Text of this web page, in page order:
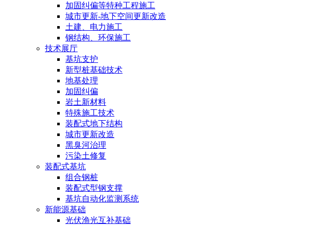
加固纠偏等特种工程施工
城市更新-地下空间更新改造
土建、电力施工
钢结构、环保施工
技术展厅
基坑支护
新型桩基础技术
地基处理
加固纠偏
岩土新材料
特殊施工技术
装配式地下结构
城市更新改造
黑臭河治理
污染土修复
装配式基坑
组合钢桩
装配式型钢支撑
基坑自动化监测系统
新能源基础
光伏渔光互补基础